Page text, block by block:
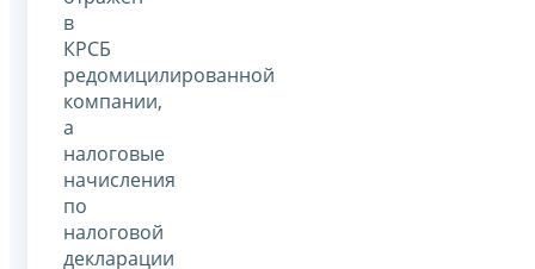
в
КРСБ
редомицилированной
компании,
а
налоговые
начисления
по
налоговой
декларации